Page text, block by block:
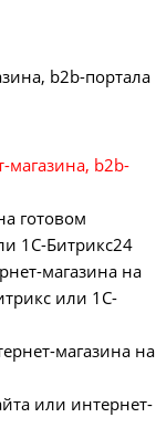
b2b-портала
магазина, b2b-
готовом
1С-Битрикс24
магазина на
или 1С-
магазина на
или интернет-